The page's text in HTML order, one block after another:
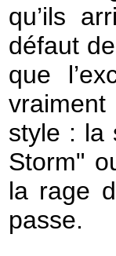
qu’ils
défaut
que
style : la
Storm"
la rage
passe.